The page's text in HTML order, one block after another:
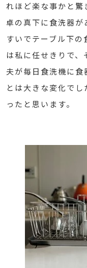
れほど楽な事かと
卓の真下に食洗器が
すいでテーブル下
は私に任せきりで
夫が毎日食洗機に
とは大きな変化で
ったと思います。